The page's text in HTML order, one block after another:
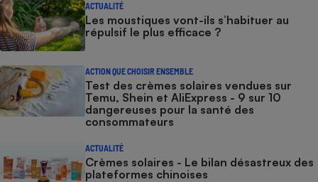
ACTUALITÉ
Les moustiques vont-ils s’habituer au
répulsif le plus efficace ?
ACTION QUE CHOISIR ENSEMBLE
Test des crèmes solaires vendues sur
Temu, Shein et AliExpress - 9 sur 10
dangereuses pour la santé des
consommateurs
ACTUALITÉ
Crèmes solaires - Le bilan désastreux des
plateformes chinoises